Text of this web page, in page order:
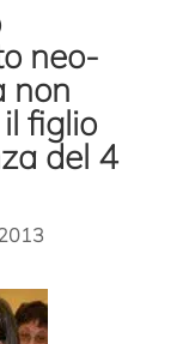
neo-
non
figlio
del 4